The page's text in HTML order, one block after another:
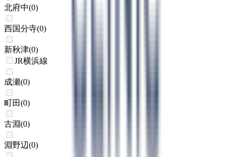
北府中(0)
西国分寺(0)
新秋津(0)
JR横浜線
成瀬(0)
町田(0)
古淵(0)
淵野辺(0)